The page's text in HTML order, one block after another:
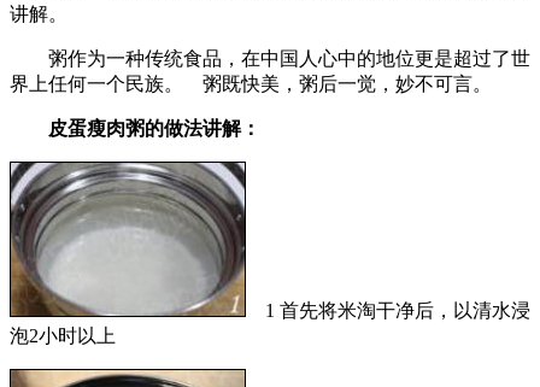
讲解。
粥作为一种传统食品，在中国人心中的地位更是超过了世
界上任何一个民族。 粥既快美，粥后一觉，妙不可言。
皮蛋瘦肉粥的做法讲解：
1 首先将米淘干净后，以清水浸
泡2小时以上